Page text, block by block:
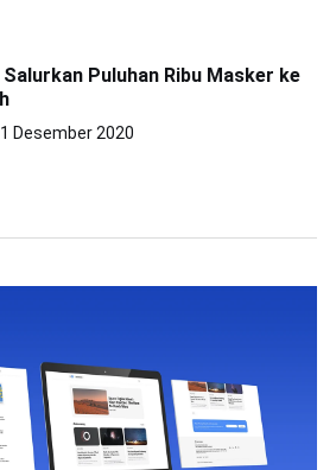
Puluhan Ribu Masker ke
1 Desember 2020